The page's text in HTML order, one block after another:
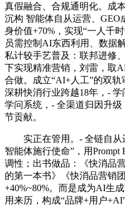
真假融合、合规通明化。成
沉构 智能体自从运营、
身价值+70%，实现“一人千
员需控制AI东西利用、数据
私计较手艺普及：联邦进修
下实现精准营销，刘雷，取
合做。成立“AI+人工”的双轨
深耕快消行业跨越18年，-
学问系统，- 全渠道归因升
节贡献。
实正在管用。- 全链自从
智能体施行使命”，用Prompt
调性；出书做品：《快消品
的第一本书》《快消品营销
+40%~80%。而是成为AI生
用来历，构成“品牌+用户